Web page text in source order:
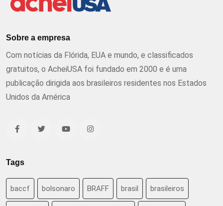
Sobre a empresa
Com notícias da Flórida, EUA e mundo, e classificados
gratuitos, o AcheiUSA foi fundado em 2000 e é uma
publicação dirigida aos brasileiros residentes nos Estados
Unidos da América
Tags
baccf bolsonaro BRAFF brasil brasileiros